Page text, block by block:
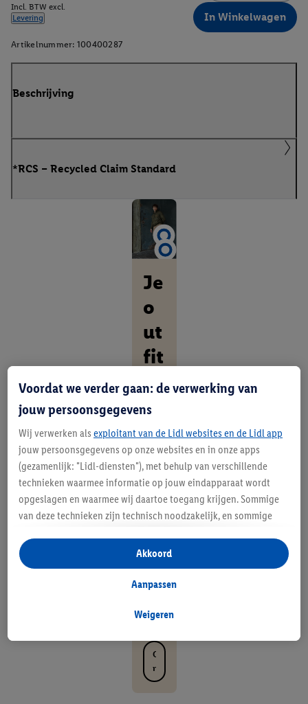
Incl. BTW excl.
Levering
In Winkelwagen
Artikelnummer: 100400287
Beschrijving
*RCS – Recycled Claim Standard
Je
o
ut
fit
vo
or
el
ke
g
el
g
en
id
O
n
t
Voordat we verder gaan: de verwerking van
jouw persoonsgegevens
Wij verwerken als exploitant van de Lidl websites en de Lidl app
jouw persoonsgegevens op onze websites en in onze apps
(gezamenlijk: "Lidl-diensten"), met behulp van verschillende
technieken waarmee informatie op jouw eindapparaat wordt
opgeslagen en waarmee wij daartoe toegang krijgen. Sommige
van deze technieken zijn technisch noodzakelijk, en sommige
opslaan van voorkeursinstellingen, het verzamelen en
analyseren van statistieken of voor het tonen van
gepersonaliseerde reclame binnen en buiten de Lidl-diensten.
gegevens over jouw aankoopgedrag in de winkel ook voor de
Als je hier toestemming geeft aan ons voor het personaliseren
van reclame en als je vervolgens een Lidl Plus-account
aanmaakt of inlogt op jouw bestaande Lidl Plus-account, dan
Weigeren
Aanpassen
Akkoord